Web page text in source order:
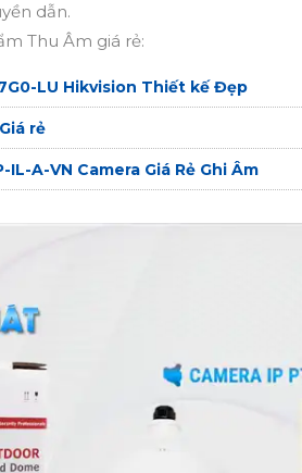
dẫn.
Thu Âm giá rẻ:
LU Hikvision Thiết kế Đẹp
rẻ
IL-A-VN Camera Giá Rẻ Ghi Âm